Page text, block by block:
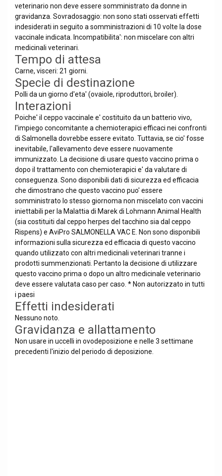
veterinario non deve essere somministrato da donne in
gravidanza. Sovradosaggio: non sono stati osservati effetti
indesiderati in seguito a somministrazioni di 10 volte la dose
vaccinale indicata. Incompatibilita': non miscelare con altri
medicinali veterinari.
Tempo di attesa
Carne, visceri: 21 giorni.
Specie di destinazione
Polli da un giorno d'eta' (ovaiole, riproduttori, broiler).
Interazioni
Poiche' il ceppo vaccinale e' costituito da un batterio vivo,
l'impiego concomitante a chemioterapici efficaci nei confronti
di Salmonella dovrebbe essere evitato. Tuttavia, se cio' fosse
inevitabile, l'allevamento deve essere nuovamente
immunizzato. La decisione di usare questo vaccino prima o
dopo il trattamento con chemioterapici e' da valutare di
conseguenza. Sono disponibili dati di sicurezza ed efficacia
che dimostrano che questo vaccino puo' essere
somministrato lo stesso giornoma non miscelato con vaccini
iniettabili per la Malattia di Marek di Lohmann Animal Health
(sia costituiti dal ceppo herpes del tacchino sia dal ceppo
Rispens) e AviPro SALMONELLA VAC E. Non sono disponibili
informazioni sulla sicurezza ed efficacia di questo vaccino
quando utilizzato con altri medicinali veterinari tranne i
prodotti summenzionati. Pertanto la decisione di utilizzare
questo vaccino prima o dopo un altro medicinale veterinario
deve essere valutata caso per caso. * Non autorizzato in tutti
i paesi
Effetti indesiderati
Nessuno noto.
Gravidanza e allattamento
Non usare in uccelli in ovodeposizione e nelle 3 settimane
precedenti l'inizio del periodo di deposizione.